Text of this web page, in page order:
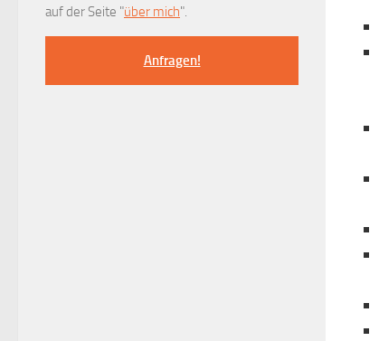
auf der Seite "über mich".
Anfragen!